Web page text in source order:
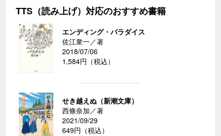
TTS（読み上げ）対応のおすすめ書籍
エンディング・パラダイス
佐江衆一／著
2018/07/06
1,584円（税込）
せき越えぬ（新潮文庫）
西條奈加／著
2021/09/29
649円（税込）